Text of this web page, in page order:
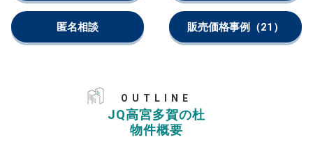
匿名相談 販売価格事例 （21）
OUTLINE
JQ高宮多賀の杜
物件概要